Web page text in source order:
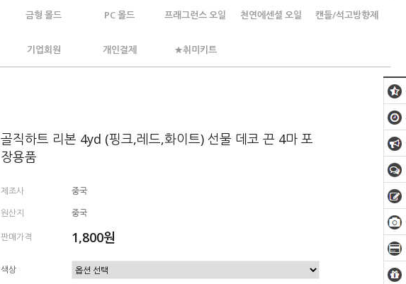
금형 몰드 PC 몰드 프래그런스 오일 천연에센셜 오일 캔들/석고방향제
기업회원 개인결제 ★취미키트
골직하트 리본 4yd (핑크,레드,화이트) 선물 데코 끈 4마 포
장용품
제조사
중국
원산지
중국
판매가격
1,800원
색상